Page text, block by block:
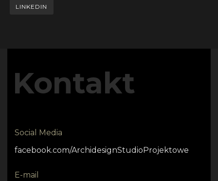
LINKEDIN
Kontakt
Social Media
facebook.com/ArchidesignStudioProjektowe
E-mail